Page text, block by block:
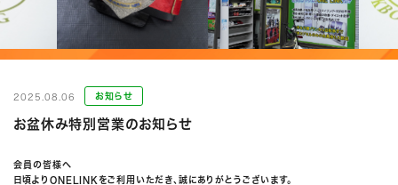
2025.08.06 お知らせ
お盆休み特別営業のお知らせ
会員の皆様へ
日頃よりONELINKをご利用いただき、誠にありがとうございます。